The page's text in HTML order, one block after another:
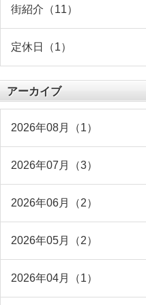
街紹介（11）
定休日（1）
アーカイブ
2026年08月（1）
2026年07月（3）
2026年06月（2）
2026年05月（2）
2026年04月（1）